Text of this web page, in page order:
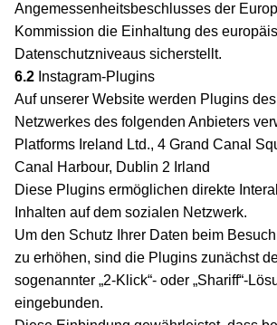
Angemessenheitsbeschlusses der
Kommission die Einhaltung des
Datenschutzniveaus sicherstellt.
6.2 Instagram-Plugins
Auf unserer Website werden Plugins
Netzwerkes des folgenden Anbieters
Platforms Ireland Ltd., 4 Grand Canal
Canal Harbour, Dublin 2 Irland
Diese Plugins ermöglichen direkte
Inhalten auf dem sozialen Netzwerk.
Um den Schutz Ihrer Daten beim
zu erhöhen, sind die Plugins zunächst
sogenannter „2-Klick“- oder „Shariff“-
eingebunden.